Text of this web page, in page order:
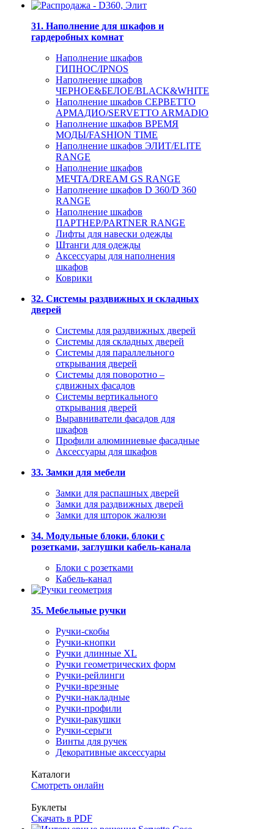
31. Наполнение для шкафов и
гардеробных комнат
Наполнение шкафов
ГИПНОС/IPNOS
Наполнение шкафов
ЧЕРНОЕ&БЕЛОЕ/BLACK&WHITE
Наполнение шкафов СЕРВЕТТО
АРМАДИО/SERVETTO ARMADIO
Наполнение шкафов ВРЕМЯ
МОДЫ/FASHION TIME
Наполнение шкафов ЭЛИТ/ELITE
RANGE
Наполнение шкафов
МЕЧТА/DREAM GS RANGE
Наполнение шкафов D 360/D 360
RANGE
Наполнение шкафов
ПАРТНЕР/PARTNER RANGE
Лифты для навески одежды
Штанги для одежды
Аксессуары для наполнения
шкафов
Коврики
32. Системы раздвижных и складных
дверей
Системы для раздвижных дверей
Системы для складных дверей
Системы для параллельного
открывания дверей
Системы для поворотно –
сдвижных фасадов
Системы вертикального
открывания дверей
Выравниватели фасадов для
шкафов
Профили алюминиевые фасадные
Аксессуары для шкафов
33. Замки для мебели
Замки для распашных дверей
Замки для раздвижных дверей
Замки для шторок жалюзи
34. Модульные блоки, блоки с
розетками, заглушки кабель-канала
Блоки с розетками
Кабель-канал
35. Мебельные ручки
Ручки-скобы
Ручки-кнопки
Ручки длинные XL
Ручки геометрических форм
Ручки-рейлинги
Ручки-врезные
Ручки-накладные
Ручки-профили
Ручки-ракушки
Ручки-серьги
Винты для ручек
Декоративные аксессуары
Каталоги
Смотреть онлайн
Буклеты
Скачать в PDF